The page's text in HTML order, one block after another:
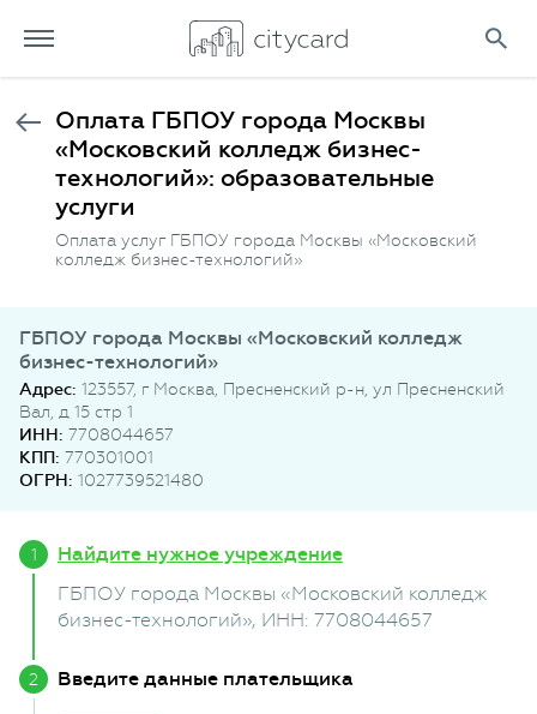
Оплата ГБПОУ города Москвы
«Московский колледж бизнес-
технологий»: образовательные
услуги
Оплата услуг ГБПОУ города Москвы «Московский
колледж бизнес-технологий»
ГБПОУ города Москвы «Московский колледж
бизнес-технологий»
Адрес: 123557, г Москва, Пресненский р-н, ул Пресненский
Вал, д 15 стр 1
ИНН: 7708044657
КПП: 770301001
ОГРН: 1027739521480
Найдите нужное учреждение
ГБПОУ города Москвы «Московский колледж
бизнес-технологий», ИНН: 7708044657
Введите данные плательщика